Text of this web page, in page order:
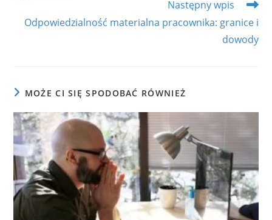
Następny wpis
Odpowiedzialność materialna pracownika: granice i
dowody
MOŻE CI SIĘ SPODOBAĆ RÓWNIEŻ